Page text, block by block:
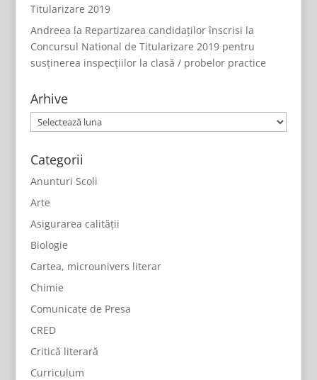
Titularizare 2019
Andreea la Repartizarea candidaților înscrisi la
Concursul National de Titularizare 2019 pentru
susținerea inspecțiilor la clasă / probelor practice
Arhive
Arhive
Categorii
Anunturi Scoli
Arte
Asigurarea calității
Biologie
Cartea, microunivers literar
Chimie
Comunicate de Presa
CRED
Critică literară
Curriculum